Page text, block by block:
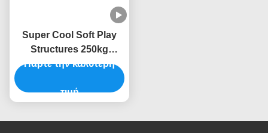
Super Cool Soft Play
Structures 250kg
χωρητικότητα Παιδικό
Μεγάλη επέκταση
Πάρτε την καλύτερη
τιμή